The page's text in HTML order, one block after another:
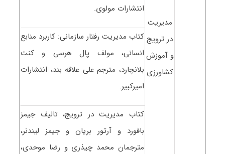
مدیریت
در ترویج
و آموزش
کشاورزی
انتشارات مولوی.
کتاب مدیریت رفتار سازمانی: کاربرد منابع
انسانی، مولف پال هرسی و کنت
بلانچارد، مترجم علی علاقه بند، انتشارات
امیرکبیر.
کتاب مدیریت در ترویج، تالیف جیمز
بافورد و آرتور بریان و جیمز لیندنر،
مترجمان محمد چیذری و رضا موحدی،